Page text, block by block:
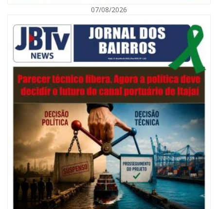
Defesa Civil orienta população sobre descarte correto de lixo para
prevenir alagamentos
NAVEGANTES
07/08/2026